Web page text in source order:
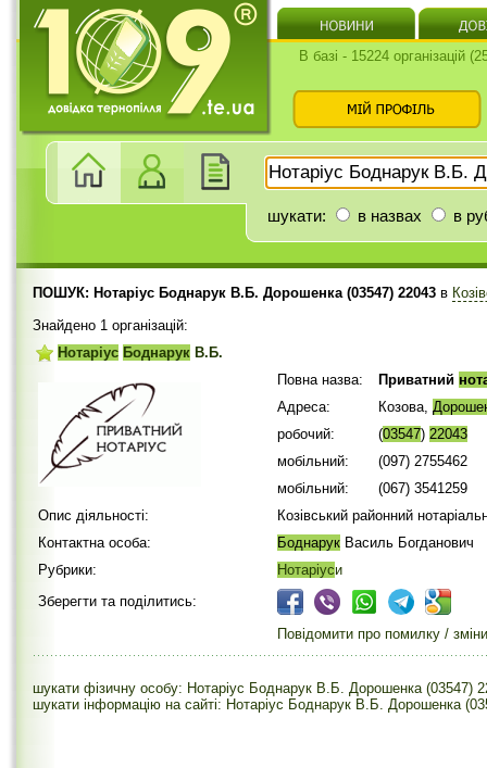
В базі - 15224 організацій
шукати: в назвах в
ПОШУК: Нотаріус Боднарук В.Б. Дорошенка (03547) 22043 в
Знайдено 1 організацій:
Нотаріус Боднарук В.Б.
Повна назва:
Приватний
Адреса:
Козова,
робочий:
(03547) 22043
мобільний:
(097) 2755462
мобільний:
(067) 3541259
Опис діяльності:
Козівський районний
Контактна особа:
Боднарук Василь Богданович
Рубрики:
Нотаріуси
Зберегти та поділитись:
Повідомити про помилку / зміни
шукати фізичну особу: Нотаріус Боднарук В.Б. Дорошенка (03547)
шукати інформацію на сайті: Нотаріус Боднарук В.Б. Дорошенка